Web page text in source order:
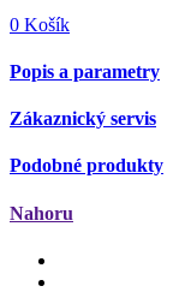
0 Košík
Popis a parametry
Zákaznický servis
Podobné produkty
Nahoru